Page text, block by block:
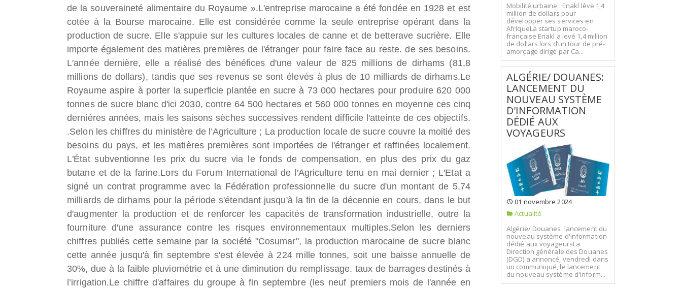
de la souveraineté alimentaire du Royaume ».L'entreprise marocaine a été fondée en 1928 et est
cotée à la Bourse marocaine. Elle est considérée comme la seule entreprise opérant dans la
production de sucre. Elle s'appuie sur les cultures locales de canne et de betterave sucrière. Elle
importe également des matières premières de l'étranger pour faire face au reste. de ses besoins.
L'année dernière, elle a réalisé des bénéfices d'une valeur de 825 millions de dirhams (81,8
millions de dollars), tandis que ses revenus se sont élevés à plus de 10 milliards de dirhams.Le
Royaume aspire à porter la superficie plantée en sucre à 73 000 hectares pour produire 620 000
tonnes de sucre blanc d'ici 2030, contre 64 500 hectares et 560 000 tonnes en moyenne ces cinq
dernières années, mais les saisons sèches successives rendent difficile l'atteinte de ces objectifs.
.Selon les chiffres du ministère de l’Agriculture ; La production locale de sucre couvre la moitié des
besoins du pays, et les matières premières sont importées de l'étranger et raffinées localement.
L'État subventionne les prix du sucre via le fonds de compensation, en plus des prix du gaz
butane et de la farine.Lors du Forum International de l'Agriculture tenu en mai dernier ; L'Etat a
signé un contrat programme avec la Fédération professionnelle du sucre d'un montant de 5,74
milliards de dirhams pour la période s'étendant jusqu'à la fin de la décennie en cours, dans le but
d'augmenter la production et de renforcer les capacités de transformation industrielle, outre la
fourniture d'une assurance contre les risques environnementaux multiples.Selon les derniers
chiffres publiés cette semaine par la société "Cosumar", la production marocaine de sucre blanc
cette année jusqu'à fin septembre s'est élevée à 224 mille tonnes, soit une baisse annuelle de
30%, due à la faible pluviométrie et à une diminution du remplissage. taux de barrages destinés à
l’irrigation.Le chiffre d'affaires du groupe à fin septembre (les neuf premiers mois de l'année en
Mobilité urbaine : Enakl lève 1,4
million de dollars pour
développer ses services en
AfriqueLa startup maroco-
française Enakl a levé 1,4 million
de dollars lors d’un tour de pré-
amorçage dirigé par Ca...
ALGÉRIE/ DOUANES:
LANCEMENT DU
NOUVEAU SYSTÈME
D'INFORMATION
DÉDIÉ AUX
VOYAGEURS
01 novembre 2024
Actualité
Algérie/ Douanes: lancement du
nouveau système d'information
dédié aux voyageursLa
Direction générale des Douanes
(DGD) a annoncé, vendredi dans
un communiqué, le lancement
du nouveau système d'inform...